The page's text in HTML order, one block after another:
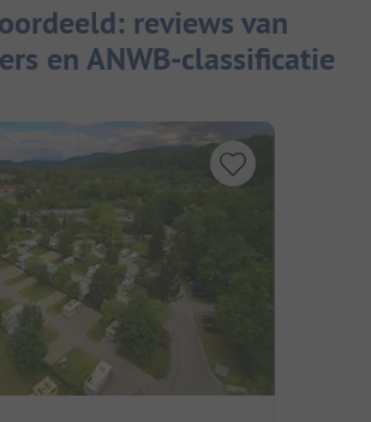
reviews van
en ANWB-classificatie